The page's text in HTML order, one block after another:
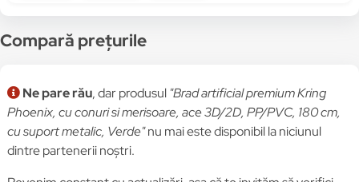
Compară prețurile
Ne pare rău, dar produsul "Brad artificial premium Kring
Phoenix, cu conuri si merisoare, ace 3D/2D, PP/PVC, 180 cm,
cu suport metalic, Verde"nu mai este disponibil la niciunul
dintre partenerii noștri.